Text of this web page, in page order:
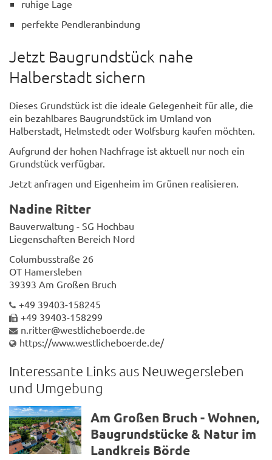
ruhige Lage
perfekte Pendleranbindung
Jetzt Baugrundstück nahe
Halberstadt sichern
Dieses Grundstück ist die ideale Gelegenheit für alle, die
ein bezahlbares Baugrundstück im Umland von
Halberstadt, Helmstedt oder Wolfsburg kaufen möchten.
Aufgrund der hohen Nachfrage ist aktuell nur noch ein
Grundstück verfügbar.
Jetzt anfragen und Eigenheim im Grünen realisieren.
Nadine Ritter
Bauverwaltung - SG Hochbau
Liegenschaften Bereich Nord
Columbusstraße 26
OT Hamersleben
39393 Am Großen Bruch
+49 39403-158245
+49 39403-158299
n.ritter@westlicheboerde.de
https://www.westlicheboerde.de/
Interessante Links aus Neuwegersleben
und Umgebung
Am Großen Bruch - Wohnen,
Baugrundstücke & Natur im
Landkreis Börde